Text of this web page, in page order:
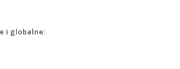
i globalne: